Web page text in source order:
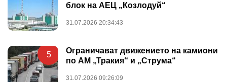
блок на АЕЦ „Козлодуй“
31.07.2026 20:34:43
5
Ограничават движението на камиони
по АМ „Тракия“ и „Струма“
31.07.2026 09:26:09